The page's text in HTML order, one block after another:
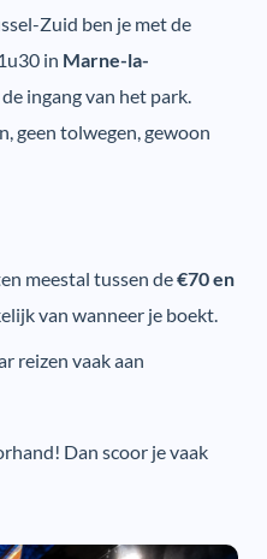
Zuid ben je met de
in Marne-la-
ingang van het park.
geen tolwegen, gewoon
meestal tussen de€70 en
van wanneer je boekt.
reizen vaak aan
Dan scoor je vaak